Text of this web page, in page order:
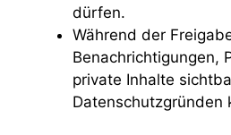
dürfen.
Während der
Benachrichtigungen,
private Inhalte
Datenschutzgründen